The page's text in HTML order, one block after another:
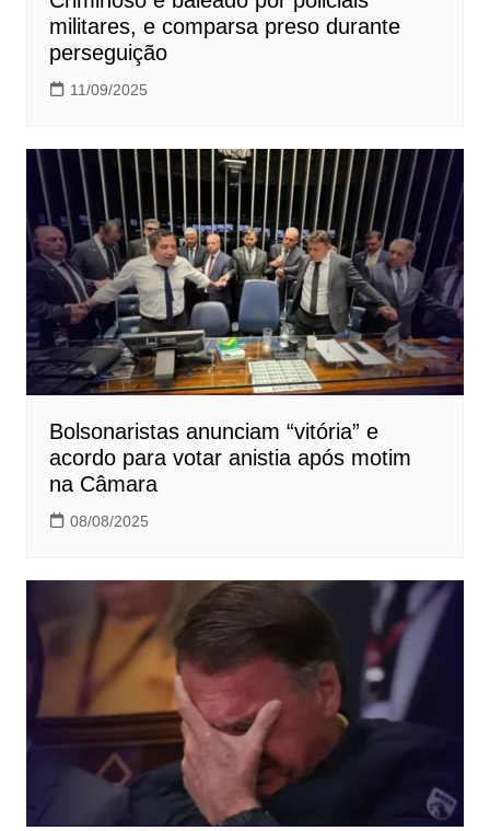
militares, e comparsa preso durante
perseguição
11/09/2025
Bolsonaristas anunciam “vitória” e
acordo para votar anistia após motim
na Câmara
08/08/2025